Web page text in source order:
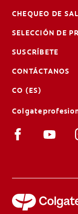
CHEQUEO DE
SELECCIÓN DE
SUSCRÍBETE
CONTÁCTANOS
CO (ES)